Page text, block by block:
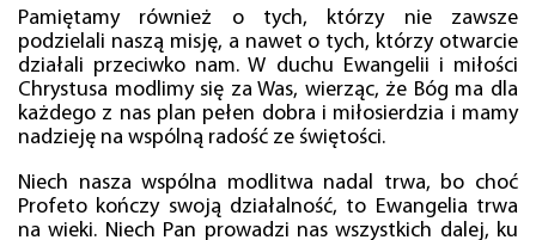
Pamiętamy również o tych, którzy nie zawsze
podzielali naszą misję, a nawet o tych, którzy otwarcie
działali przeciwko nam. W duchu Ewangelii i miłości
Chrystusa modlimy się za Was, wierząc, że Bóg ma dla
każdego z nas plan pełen dobra i miłosierdzia i mamy
nadzieję na wspólną radość ze świętości.
Niech nasza wspólna modlitwa nadal trwa, bo choć
Profeto kończy swoją działalność, to Ewangelia trwa
na wieki. Niech Pan prowadzi nas wszystkich dalej, ku